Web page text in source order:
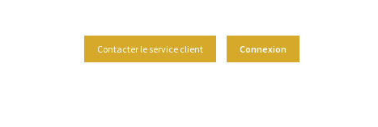
Contacter le service client Connexion